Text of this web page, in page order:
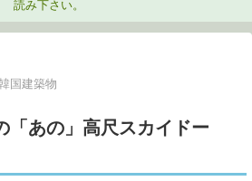
読み下さい。
国建築物
「あの」高尺スカイドー